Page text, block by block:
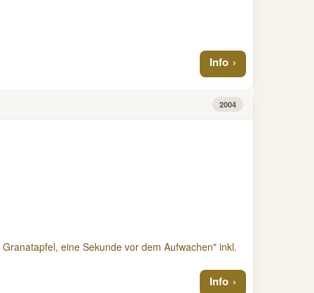
Info
2004
eine Sekunde vor dem Aufwachen" inkl.
Info